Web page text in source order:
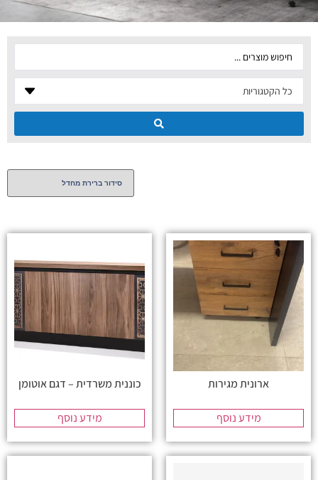
ארונית מגירות
מידע נוסף
כוננית משרדית – דגם אוטומן
מידע נוסף